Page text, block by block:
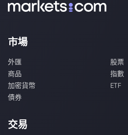
市場
外匯
股票
商品
指數
加密貨幣
ETF
債券
交易